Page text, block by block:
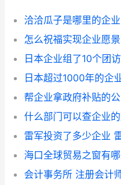
洽洽瓜子是哪里的企业
怎么祝福实现企业愿景
日本企业组了10个团
日本超过1000年的企
帮企业拿政府补贴的公
什么部门可以查企业
雷军投资了多少企业
海口全球贸易之窗有
会计事务所 注册会计